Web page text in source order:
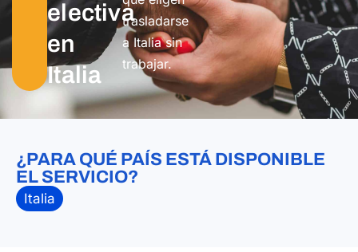
electiva
en
Italia
trasladarse
a Italia sin
trabajar.
¿PARA QUÉ PAÍS ESTÁ DISPONIBLE
EL SERVICIO?
Italia